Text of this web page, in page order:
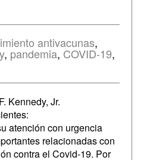
antivacunas,
, pandemia, COVID-19,
Kennedy, Jr.
atención con urgencia
relacionadas con
contra el Covid-19. Por